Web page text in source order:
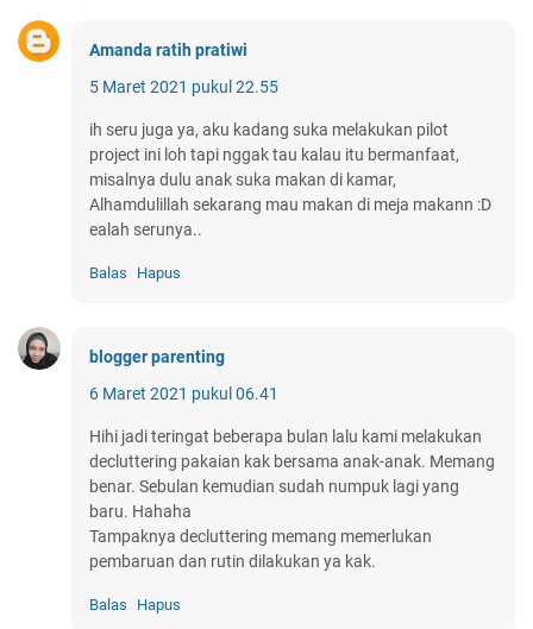
Amanda ratih pratiwi
5 Maret 2021 pukul 22.55
ih seru juga ya, aku kadang suka melakukan pilot
project ini loh tapi nggak tau kalau itu bermanfaat,
misalnya dulu anak suka makan di kamar,
Alhamdulillah sekarang mau makan di meja makann :D
ealah serunya..
Balas Hapus
blogger parenting
6 Maret 2021 pukul 06.41
Hihi jadi teringat beberapa bulan lalu kami melakukan
decluttering pakaian kak bersama anak-anak. Memang
benar. Sebulan kemudian sudah numpuk lagi yang
baru. Hahaha
Tampaknya decluttering memang memerlukan
pembaruan dan rutin dilakukan ya kak.
Balas Hapus